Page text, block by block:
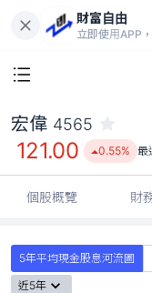
財富自由
立即使用APP
宏偉 4565
121.00 0.55% 最
個股概覽 財
5年平均現金股息河流圖
近5年